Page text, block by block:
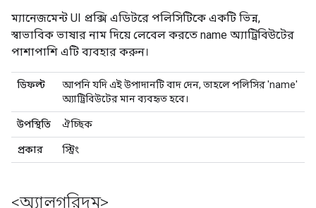
ম্যানেজমেন্ট UI প্রক্সি এডিটরে পলিসিটিকে একটি ভিন্ন,
স্বাভাবিক ভাষার নাম দিয়ে লেবেল করতে name অ্যাট্রিবিউটের
পাশাপাশি এটি ব্যবহার করুন।
ডিফল্ট
আপনি যদি এই উপাদানটি বাদ দেন, তাহলে পলিসির 'name'
অ্যাট্রিবিউটের মান ব্যবহৃত হবে।
উপস্থিতি ঐচ্ছিক
প্রকার স্ট্রিং
<অ্যালগরিদম>